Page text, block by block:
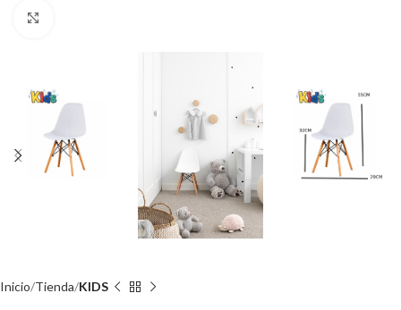
Inicio Tienda KIDS